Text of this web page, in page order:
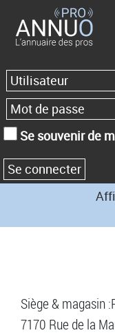
Se souvenir de
Siège & magasin
7170 Rue de la